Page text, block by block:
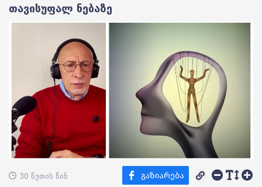
თავისუფალ ნებაზე
30 წუთის წინ